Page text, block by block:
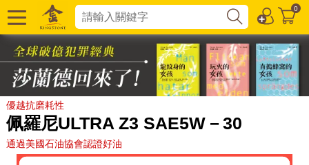
0
優越抗磨耗性
佩羅尼ULTRA Z3 SAE5W－30
通過美國石油協會認證好油